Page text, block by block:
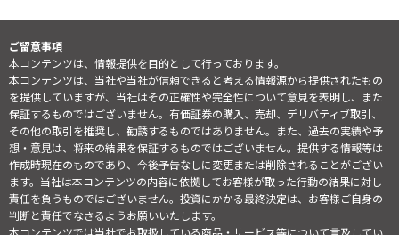
ご留意事項
本コンテンツは、情報提供を目的として行っております。
本コンテンツは、当社や当社が信頼できると考える情報源から提供されたもの
を提供していますが、当社はその正確性や完全性について意見を表明し、また
保証するものではございません。有価証券の購入、売却、デリバティブ取引、
その他の取引を推奨し、勧誘するものではありません。また、過去の実績や予
想・意見は、将来の結果を保証するものではございません。提供する情報等は
作成時現在のものであり、今後予告なしに変更または削除されることがござい
ます。当社は本コンテンツの内容に依拠してお客様が取った行動の結果に対し
責任を負うものではございません。投資にかかる最終決定は、お客様ご自身の
判断と責任でなさるようお願いいたします。